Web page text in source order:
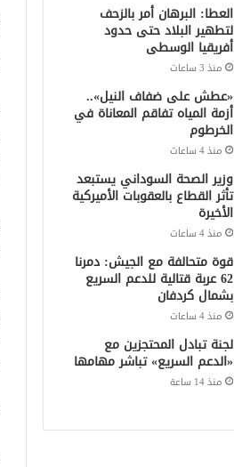
العطا: البرهان أمر بالزحف
لتطهير البلاد حتى حدود
أفريقيا الوسطى
منذ 3 ساعات
«عطش على ضفاف النيل»..
أزمة المياه تفاقم المعاناة في
الخرطوم
منذ 4 ساعات
وزير الصحة السوداني يستبعد
تأثر القطاع بالعقوبات الأميركية
الأخيرة
منذ 4 ساعات
قوة متحالفة مع الجيش: دمرنا
62 عربة قتالية للدعم السريع
بشمال كردفان
منذ 4 ساعات
لجنة تبادل المحتجزين مع
«الدعم السريع» تباشر مهامها
منذ 14 ساعة